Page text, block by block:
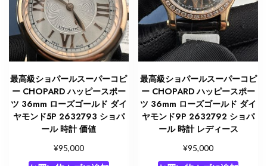
最高級ショパールスーパーコピ
ー CHOPARD ハッピースポー
ツ 36mm ローズゴールド ダイ
ヤモンド5P 2632793 ショパ
ール 時計 価値
¥95,000
最高級ショパールスーパーコピ
ー CHOPARD ハッピースポー
ツ 36mm ローズゴールド ダイ
ヤモンド9P 2632792 ショパ
ール 時計 レディース
¥95,000